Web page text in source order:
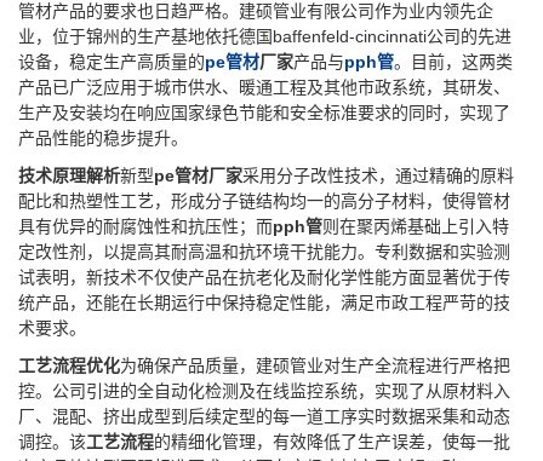
管材产品的要求也日趋严格。建硕管业有限公司作为业内领先企
业，位于锦州的生产基地依托德国baffenfeld-cincinnati公司的先进
设备，稳定生产高质量的pe管材厂家产品与pph管。目前，这两类
产品已广泛应用于城市供水、暖通工程及其他市政系统，其研发、
生产及安装均在响应国家绿色节能和安全标准要求的同时，实现了
产品性能的稳步提升。
技术原理解析新型pe管材厂家采用分子改性技术，通过精确的原料
配比和热塑性工艺，形成分子链结构均一的高分子材料，使得管材
具有优异的耐腐蚀性和抗压性；而pph管则在聚丙烯基础上引入特
定改性剂，以提高其耐高温和抗环境干扰能力。专利数据和实验测
试表明，新技术不仅使产品在抗老化及耐化学性能方面显著优于传
统产品，还能在长期运行中保持稳定性能，满足市政工程严苛的技
术要求。
工艺流程优化为确保产品质量，建硕管业对生产全流程进行严格把
控。公司引进的全自动化检测及在线监控系统，实现了从原材料入
厂、混配、挤出成型到后续定型的每一道工序实时数据采集和动态
调控。该工艺流程的精细化管理，有效降低了生产误差，使每一批